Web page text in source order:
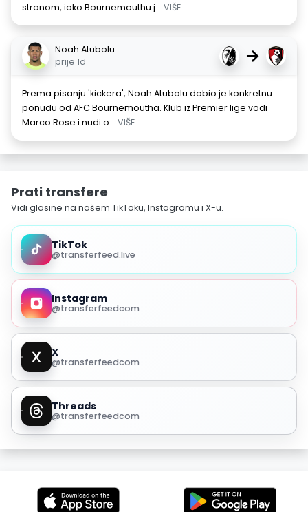
stranom, iako Bournemouthu j... VIŠE
Noah Atubolu
prije 1d
→
Prema pisanju 'kickera', Noah Atubolu dobio je konkretnu
ponudu od AFC Bournemoutha. Klub iz Premier lige vodi
Marco Rose i nudi o... VIŠE
Prati transfere
Vidi glasine na našem TikToku, Instagramu i X-u.
TikTok
@transferfeed.live
Instagram
@transferfeedcom
X
@transferfeedcom
Threads
@transferfeedcom